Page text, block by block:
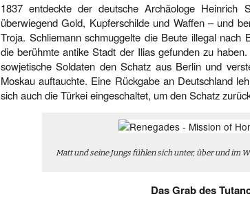
1837 entdeckte der deutsche Archäologe Heinrich
überwiegend Gold, Kupferschilde und Waffen – und
Troja. Schliemann schmuggelte die Beute illegal
die berühmte antike Stadt der Ilias gefunden zu
sowjetische Soldaten den Schatz aus Berlin und
Moskau auftauchte. Eine Rückgabe an Deutschland
sich auch die Türkei eingeschaltet, um den Schatz
Matt und seine Jungs fühlen sich unter, über und im
Das Grab des